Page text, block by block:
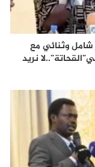
شامل وثنائي مع
نريد